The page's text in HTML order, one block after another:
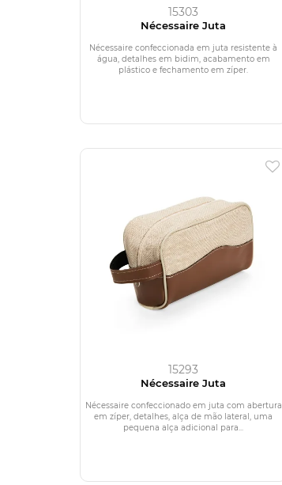
15303
Nécessaire Juta
Nécessaire confeccionada em juta resistente à
água, detalhes em bidim, acabamento em
plástico e fechamento em zíper.
15293
Nécessaire Juta
Nécessaire confeccionado em juta com abertura
em zíper, detalhes, alça de mão lateral, uma
pequena alça adicional para...